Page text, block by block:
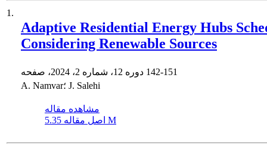
1.
Adaptive Residential Energy Hubs
Considering Renewable Sources
142-151
A. Namvar؛ J. Salehi
مشاهده مقاله
اصل مقاله 5.35 M